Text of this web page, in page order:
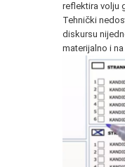
reflektira volju
Tehnički
diskursu
materijalno i